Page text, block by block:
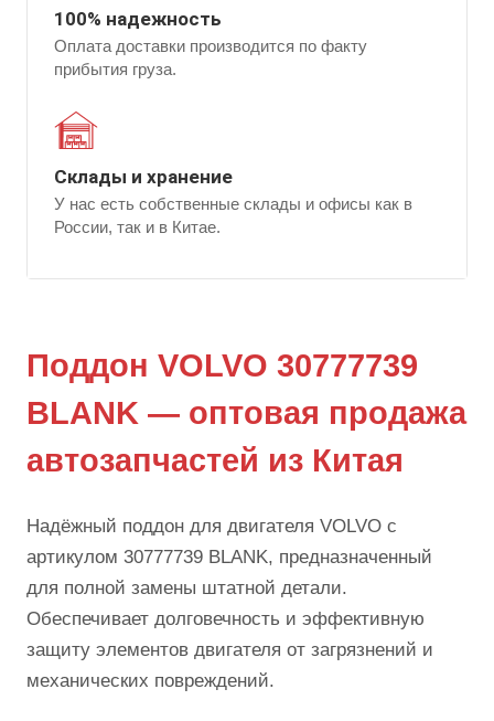
100% надежность
Оплата доставки производится по факту
прибытия груза.
Склады и хранение
У нас есть собственные склады и офисы как в
России, так и в Китае.
Поддон VOLVO 30777739
BLANK — оптовая продажа
автозапчастей из Китая
Надёжный поддон для двигателя VOLVO с
артикулом 30777739 BLANK, предназначенный
для полной замены штатной детали.
Обеспечивает долговечность и эффективную
защиту элементов двигателя от загрязнений и
механических повреждений.